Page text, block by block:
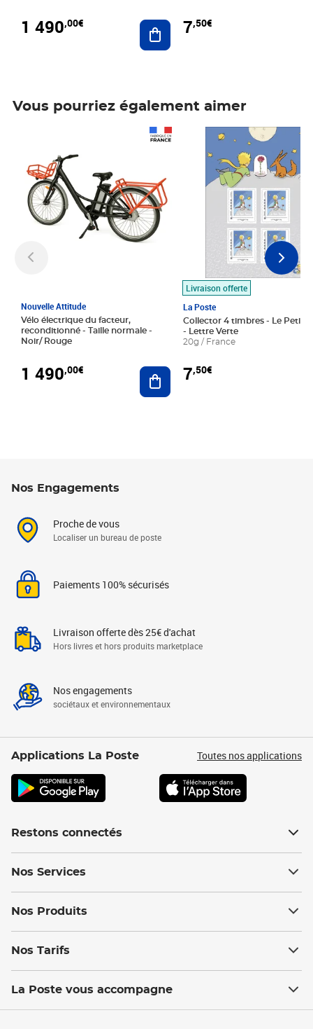
1 490,00€ Ajouter au panier
7,50€
Vous pourriez également aimer
Nouvelle Attitude
Vélo électrique du facteur,
reconditionné - Taille normale -
Noir/ Rouge
1 490,00€ Ajouter au panier
Livraison offerte
La Poste
Collector 4 timbres - Le Petit
- Lettre Verte
20g / France
7,50€
Prix 7,50€
Nos Engagements
Proche de vous
Localiser un bureau de poste
Paiements 100% sécurisés
Livraison offerte dès 25€ d'achat
Hors livres et hors produits marketplace
Nos engagements
sociétaux et environnementaux
Applications La Poste Toutes nos applications
Restons connectés
Nos Services
Nos Produits
Nos Tarifs
La Poste vous accompagne